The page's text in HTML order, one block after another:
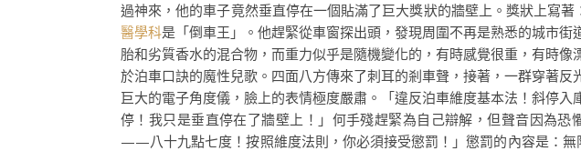
過神來，他的車子竟然垂直停在一個貼滿了巨大獎狀的牆壁上。獎狀上寫
醫學科是「倒車王」。他趕緊從車窗探出頭，發現周圍不再是熟悉的城市
胎和劣質香水的混合物，而重力似乎是隨機變化的，有時感覺很重，有時
於泊車口訣的魔性兒歌。四面八方傳來了刺耳的剎車聲，接著，一群穿著
巨大的電子角度儀，臉上的表情極度嚴肅。「違反泊車維度基本法！斜停
停！我只是垂直停在了牆壁上！」何手殘趕緊為自己辯解，但聲音因為
——八十九點七度！按照維度法則，你必須接受懲罰！」懲罰的內容是：